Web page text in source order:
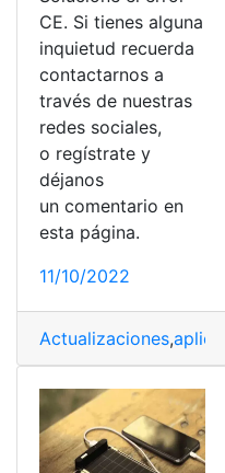
CE. Si tienes alguna
inquietud recuerda
contactarnos a
través de nuestras
redes sociales,
o regístrate y
déjanos
un comentario en
esta página.
11/10/2022
Actualizaciones,